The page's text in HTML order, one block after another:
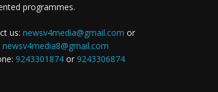
programmes.
us: newsv4media@gmail.com or
newsv4media8@gmail.com
9243301874 or 9243306874